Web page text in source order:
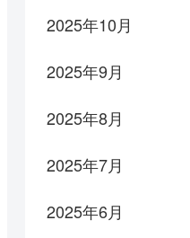
2025年10月
2025年9月
2025年8月
2025年7月
2025年6月